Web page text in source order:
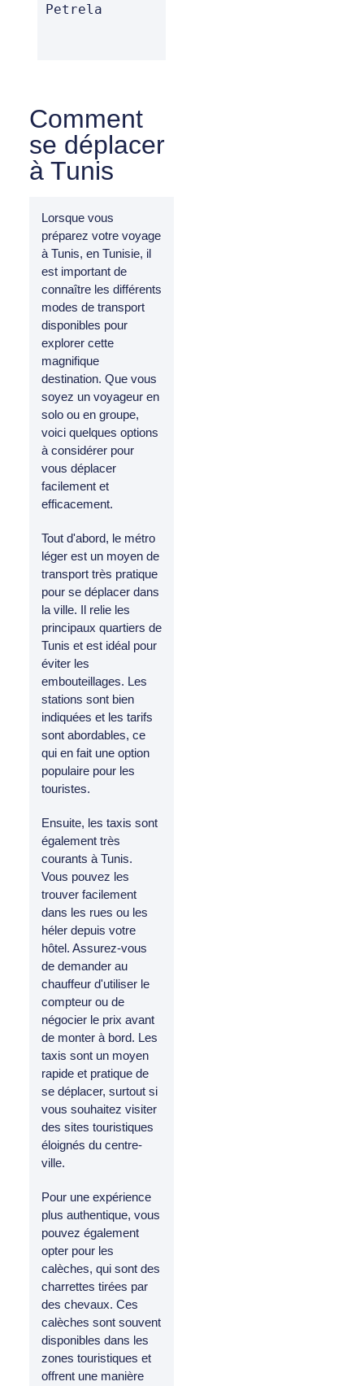
Petrela
Comment
se déplacer
à Tunis
Lorsque vous
préparez votre voyage
à Tunis, en Tunisie, il
est important de
connaître les différents
modes de transport
disponibles pour
explorer cette
magnifique
destination. Que vous
soyez un voyageur en
solo ou en groupe,
voici quelques options
à considérer pour
vous déplacer
facilement et
efficacement.
Tout d'abord, le métro
léger est un moyen de
transport très pratique
pour se déplacer dans
la ville. Il relie les
principaux quartiers de
Tunis et est idéal pour
éviter les
embouteillages. Les
stations sont bien
indiquées et les tarifs
sont abordables, ce
qui en fait une option
populaire pour les
touristes.
Ensuite, les taxis sont
également très
courants à Tunis.
Vous pouvez les
trouver facilement
dans les rues ou les
héler depuis votre
hôtel. Assurez-vous
de demander au
chauffeur d'utiliser le
compteur ou de
négocier le prix avant
de monter à bord. Les
taxis sont un moyen
rapide et pratique de
se déplacer, surtout si
vous souhaitez visiter
des sites touristiques
éloignés du centre-
ville.
Pour une expérience
plus authentique, vous
pouvez également
opter pour les
calèches, qui sont des
charrettes tirées par
des chevaux. Ces
calèches sont souvent
disponibles dans les
zones touristiques et
offrent une manière